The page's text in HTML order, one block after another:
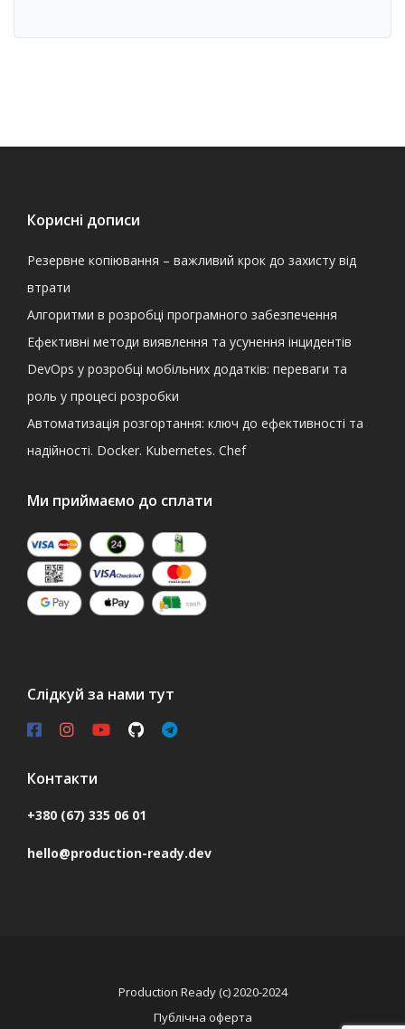
Корисні дописи
Резервне копіювання – важливий крок до захисту від
втрати
Алгоритми в розробці програмного забезпечення
Ефективні методи виявлення та усунення інцидентів
DevOps у розробці мобільних додатків: переваги та
роль у процесі розробки
Автоматизація розгортання: ключ до ефективності та
надійності. Docker. Kubernetes. Chef
Ми приймаємо до сплати
Слідкуй за нами тут
Контакти
+380 (67) 335 06 01
hello@production-ready.dev
Production Ready (c) 2020-2024
Публічна оферта